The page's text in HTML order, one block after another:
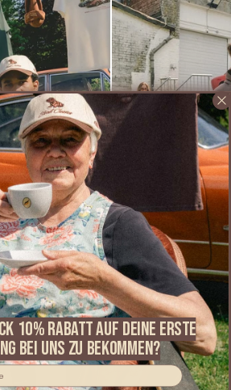
Pullover
Shop now
RABATT AUF DEINE ERSTE
bei uns zu bekommen?